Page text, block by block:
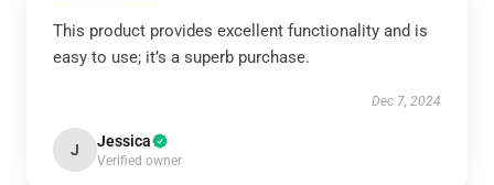
This product provides excellent functionality and is
easy to use; it’s a superb purchase.
Dec 7, 2024
J Jessica
Verified owner